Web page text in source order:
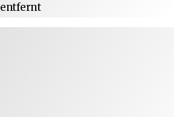
entfernt